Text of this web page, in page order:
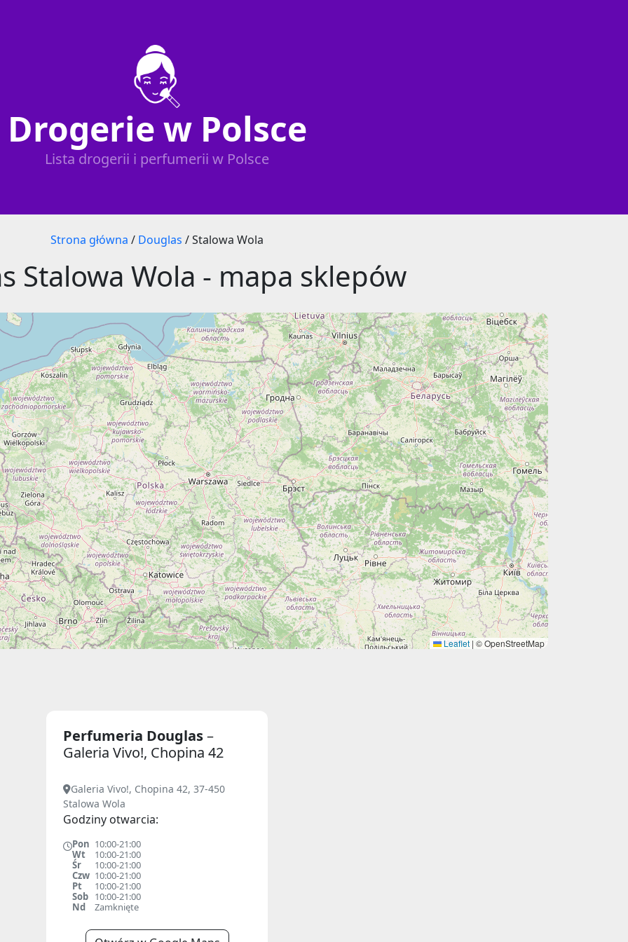
Drogerie w Polsce
Lista drogerii i perfumerii w Polsce
Strona główna / Douglas /Stalowa Wola
Stalowa Wola - mapa sklepów
Leaflet | © OpenStreetMap
Perfumeria Douglas–
Galeria Vivo!, Chopina 42
Galeria Vivo!, Chopina 42, 37-450
Stalowa Wola
Godziny otwarcia:
Pon 10:00-21:00
Wt
10:00-21:00
Śr
10:00-21:00
Czw 10:00-21:00
Pt
10:00-21:00
Sob 10:00-21:00
Nd
Zamknięte